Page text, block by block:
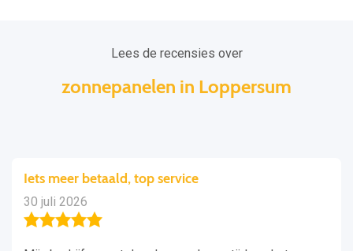
Lees de recensies over
zonnepanelen in Loppersum
Iets meer betaald, top service
30 juli 2026